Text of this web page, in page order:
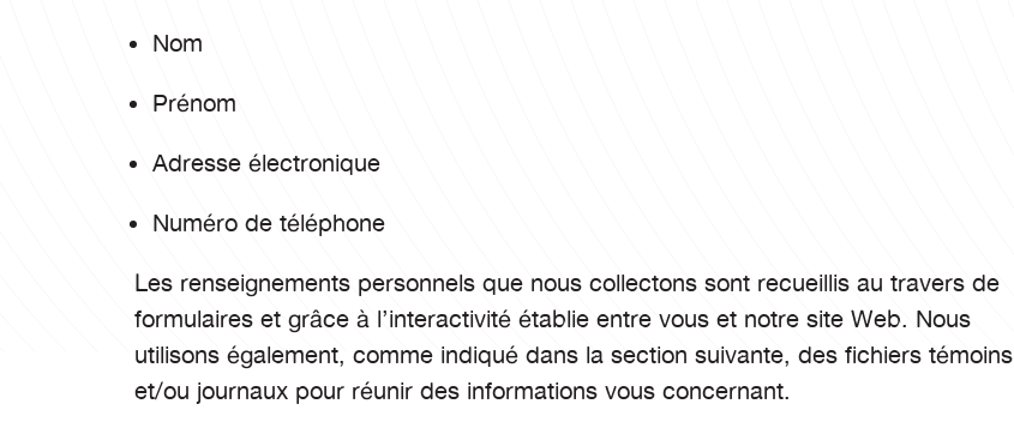
Nom
Prénom
Adresse électronique
Numéro de téléphone
Les renseignements personnels que nous collectons sont recueillis au travers de
formulaires et grâce à l’interactivité établie entre vous et notre site Web. Nous
utilisons également, comme indiqué dans la section suivante, des fichiers témoins
et/ou journaux pour réunir des informations vous concernant.